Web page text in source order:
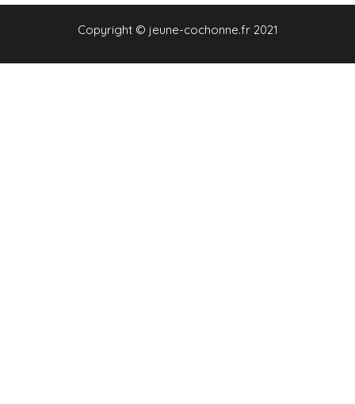
Copyright © jeune-cochonne.fr 2021